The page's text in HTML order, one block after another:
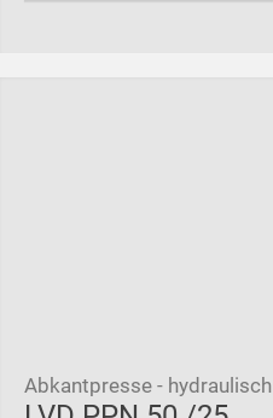
Abkantpresse - hydraulisch